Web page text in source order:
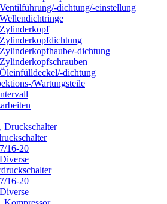
Ventilführung/-dichtung/-einstellung
Wellendichtringe
Zylinderkopf
Zylinderkopfdichtung
Zylinderkopfhaube/-dichtung
Zylinderkopfschrauben
Öleinfülldeckel/-dichtung
Wartungsteile
Druckschalter
7/16-20
Diverse
7/16-20
Diverse